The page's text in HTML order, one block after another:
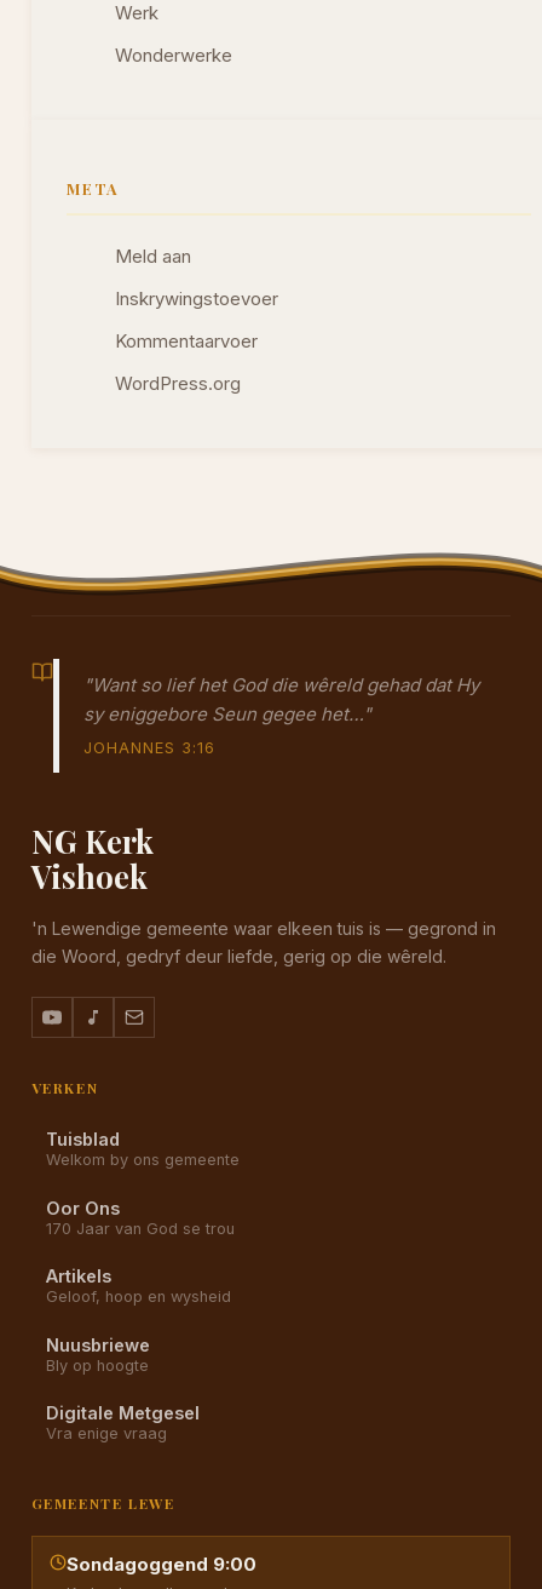
Werk
Wonderwerke
META
Meld aan
Inskrywingstoevoer
Kommentaarvoer
WordPress.org
"Want so lief het God die wêreld gehad dat Hy
sy eniggebore Seun gegee het…"
JOHANNES 3:16
NG Kerk
Vishoek
'n Lewendige gemeente waar elkeen tuis is — gegrond in
die Woord, gedryf deur liefde, gerig op die wêreld.
VERKEN
Tuisblad
Welkom by ons gemeente
Oor Ons
170 Jaar van God se trou
Artikels
Geloof, hoop en wysheid
Nuusbriewe
Bly op hoogte
Digitale Metgesel
Vra enige vraag
GEMEENTE LEWE
Sondagoggend 9:00